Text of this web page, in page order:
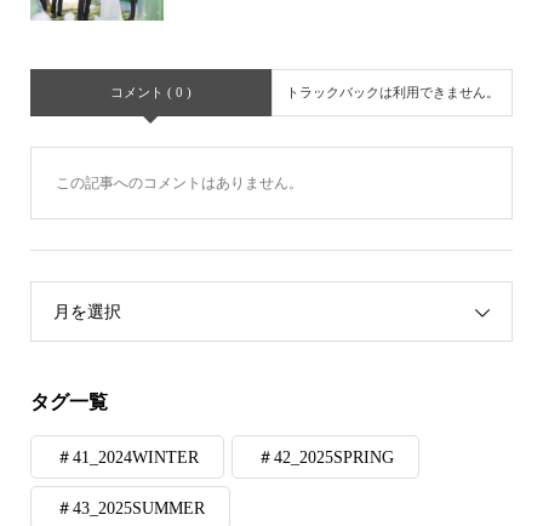
コメント ( 0 ) トラックバックは利用できません。
この記事へのコメントはありません。
月を選択
タグ一覧
＃41_2024WINTER ＃42_2025SPRING
＃43_2025SUMMER